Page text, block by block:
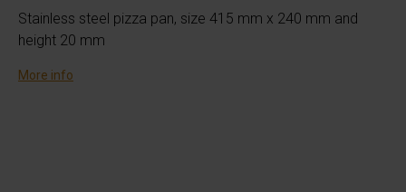
Stainless steel pizza pan, size 415 mm x 240 mm and
height 20 mm
More info